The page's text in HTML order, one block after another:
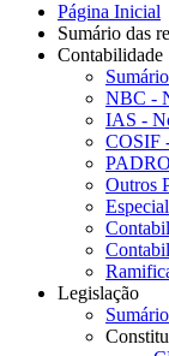
Página Inicial
Sumário das
Contabilidade
NBC -
IAS -
COSIF
Outros
Legislação